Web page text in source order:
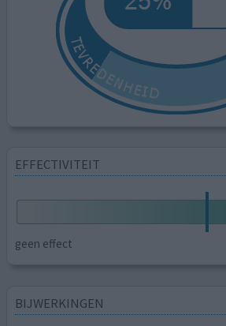
EFFECTIVITEIT
geen effect
BIJWERKINGEN